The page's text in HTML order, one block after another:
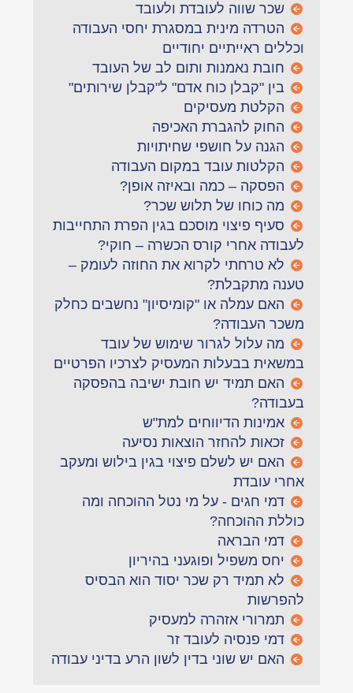
שכר שווה לעובדת ולעובד
הטרדה מינית במסגרת יחסי העבודה
וכללים ראייתיים יחודיים
חובת נאמנות ותום לב של העובד
בין "קבלן כוח אדם" ל"קבלן שירותים"
הקלטת מעסיקים
החוק להגברת האכיפה
הגנה על חושפי שחיתויות
הקלטות עובד במקום העבודה
הפסקה – כמה ובאיזה אופן?
מה כוחו של תלוש שכר?
סעיף פיצוי מוסכם בגין הפרת התחייבות
לעבודה אחרי קורס הכשרה – חוקי?
לא טרחתי לקרוא את החוזה לעומק –
טענה מתקבלת?
האם עמלה או "קומיסיון" נחשבים כחלק
משכר העבודה?
מה עלול לגרור שימוש של עובד
במשאית בבעלות המעסיק לצרכיו הפרטיים
האם תמיד יש חובת ישיבה בהפסקה
בעבודה?
אמינות הדיווחים למת"ש
זכאות להחזר הוצאות נסיעה
האם יש לשלם פיצוי בגין בילוש ומעקב
אחרי עובדת
דמי חגים - על מי נטל ההוכחה ומה
כוללת ההוכחה?
דמי הבראה
יחס משפיל ופוגעני בהיריון
לא תמיד רק שכר יסוד הוא הבסיס
להפרשות
תמרורי אזהרה למעסיק
דמי פנסיה לעובד זר
האם יש שוני בדין לשון הרע בדיני עבודה